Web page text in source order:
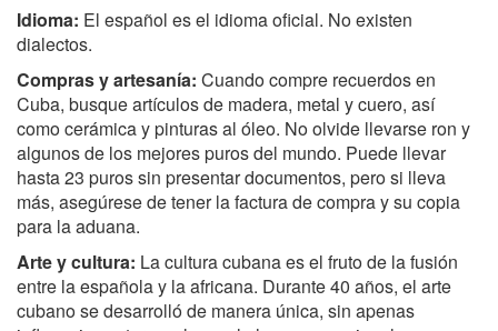
Idioma: El español es el idioma oficial. No existen
dialectos.
Compras y artesanía: Cuando compre recuerdos en
Cuba, busque artículos de madera, metal y cuero, así
como cerámica y pinturas al óleo. No olvide llevarse ron y
algunos de los mejores puros del mundo. Puede llevar
hasta 23 puros sin presentar documentos, pero si lleva
más, asegúrese de tener la factura de compra y su copia
para la aduana.
Arte y cultura: La cultura cubana es el fruto de la fusión
entre la española y la africana. Durante 40 años, el arte
cubano se desarrolló de manera única, sin apenas